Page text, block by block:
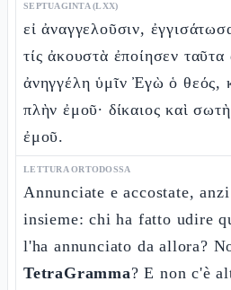
SEPTUAGINTA (LXX)
εἰ ἀναγγελοῦσιν,
τίς ἀκουστὰ ἐποίησεν ταῦτα
ἀνηγγέλη ὑμῖν Ἐγὼ ὁ θεός,
πλὴν ἐμοῦ· δίκαιος καὶ
ἐμοῦ.
LETTURA ORTODOSSA
Annunciate e accostate,
insieme: chi ha fatto udire
l'ha annunciato da allora?
TetraGramma? E non c'è